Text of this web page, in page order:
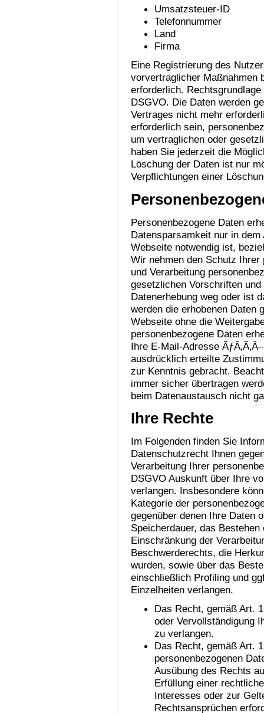
Umsatzsteuer-ID
Telefonnummer
Land
Firma
Eine Registrierung des
vorvertraglicher Maßnahmen
erforderlich.
DSGVO. Die Daten werden
Vertrages nicht mehr
erforderlich sein,
um vertraglichen oder
haben Sie jederzeit die
Löschung der Daten ist nur
Verpflichtungen einer
Personenbezogene Daten
Datensparsamkeit nur in
Webseite notwendig ist,
Wir nehmen den Schutz
und Verarbeitung
gesetzlichen Vorschriften
Datenerhebung weg oder ist
werden die erhobenen Daten
Webseite ohne die
personenbezogene Daten
Ihre E-Mail-Adresse
ausdrücklich erteilte
zur Kenntnis gebracht.
immer sicher übertragen
beim Datenaustausch nicht
Ihre Rechte
Im Folgenden finden Sie
Datenschutzrecht Ihnen
Verarbeitung Ihrer
DSGVO Auskunft über Ihre
verlangen. Insbesondere
Kategorie der
gegenüber denen Ihre Daten
Speicherdauer, das
Einschränkung der
Beschwerderechts, die
wurden, sowie über das
einschließlich Profiling und
Einzelheiten verlangen.
Das Recht, gemäß Art.
oder Vervollständigung
zu verlangen.
Das Recht, gemäß Art.
personenbezogenen
Ausübung des Rechts
Erfüllung einer
Interesses oder zur
Rechtsansprüchen